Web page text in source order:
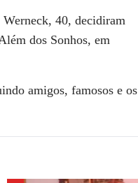
Werneck, 40, decidiram
dos Sonhos, em
amigos, famosos e os